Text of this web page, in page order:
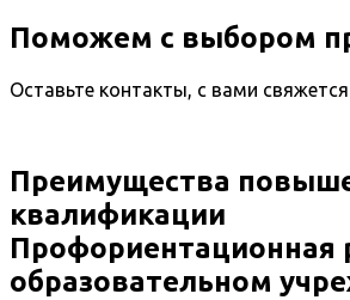
Поможем с выбором
Оставьте контакты, с вами
Преимущества
квалификации
Профориентационная
образовательном